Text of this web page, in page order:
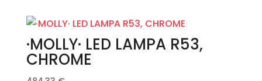
·MOLLY· LED LAMPA R53,
CHROME